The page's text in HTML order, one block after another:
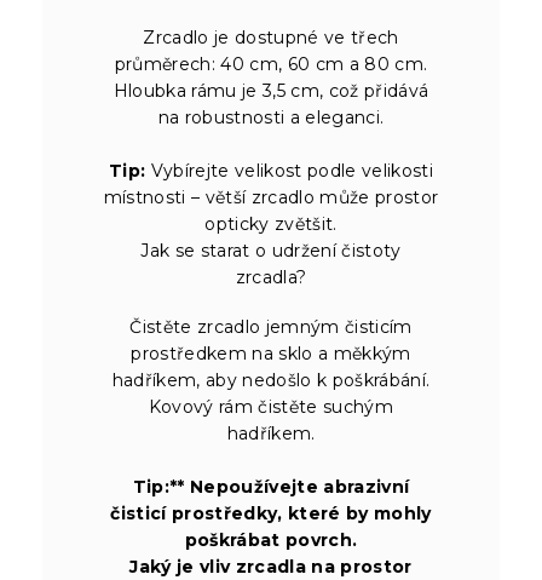
Zrcadlo je dostupné ve třech
průměrech: 40 cm, 60 cm a 80 cm.
Hloubka rámu je 3,5 cm, což přidává
na robustnosti a eleganci.
Tip: Vybírejte velikost podle velikosti
místnosti – větší zrcadlo může prostor
opticky zvětšit.
Jak se starat o udržení čistoty
zrcadla?
Čistěte zrcadlo jemným čisticím
prostředkem na sklo a měkkým
hadříkem, aby nedošlo k poškrábání.
Kovový rám čistěte suchým
hadříkem.
Tip:** Nepoužívejte abrazivní
čisticí prostředky, které by mohly
poškrábat povrch.
Jaký je vliv zrcadla na prostor